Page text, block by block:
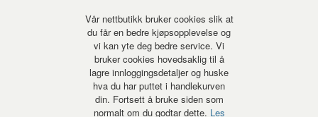
Vår nettbutikk bruker cookies slik at
du får en bedre kjøpsopplevelse og
vi kan yte deg bedre service. Vi
bruker cookies hovedsaklig til å
lagre innloggingsdetaljer og huske
hva du har puttet i handlekurven
din. Fortsett å bruke siden som
normalt om du godtar dette. Les